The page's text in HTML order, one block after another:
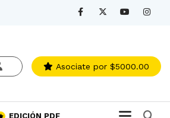
Asociate por $5000.00
EDICIÓN PDF